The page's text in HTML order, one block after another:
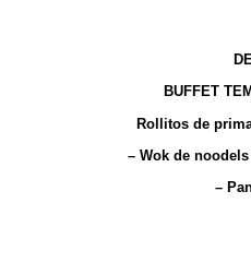
BUFFET
Rollitos de
– Wok de
–